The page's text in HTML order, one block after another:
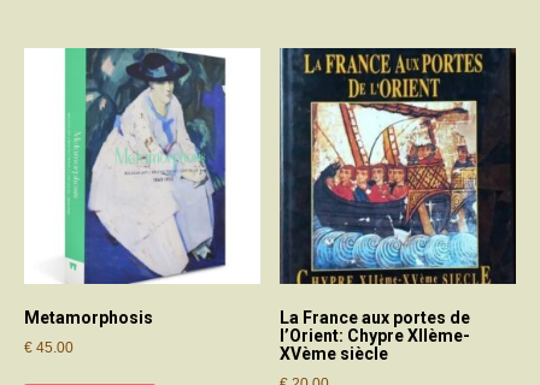
Metamorphosis
€ 45.00
La France aux portes de
l’Orient: Chypre XIIème-
XVème siècle